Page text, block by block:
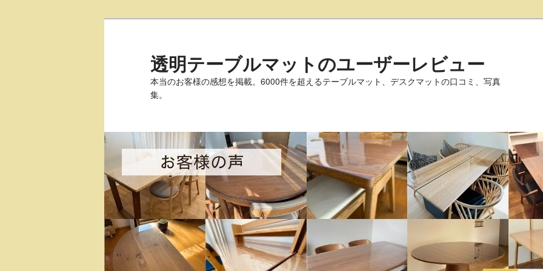
透明テーブルマットのユーザーレビュー
本当のお客様の感想を掲載。6000件を超えるテーブルマット、デスクマットの口コミ、写真
集。